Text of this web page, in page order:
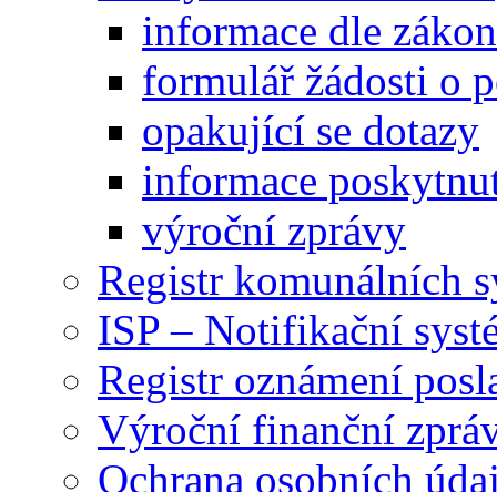
informace dle
formulář žádosti o
opakující se dotazy
informace
výroční zprávy
Registr komunálních
ISP – Notifikační
Registr oznámení
Výroční finanční
Ochrana osobních